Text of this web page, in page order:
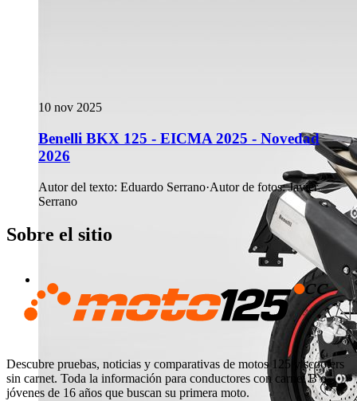
10 nov 2025
Benelli BKX 125 - EICMA 2025 - Novedad
2026
Autor del texto: Eduardo Serrano·Autor de fotos: Javier
Serrano
Sobre el sitio
Descubre pruebas, noticias y comparativas de motos 125 y scooters
sin carnet. Toda la información para conductores con carnet B o
jóvenes de 16 años que buscan su primera moto.